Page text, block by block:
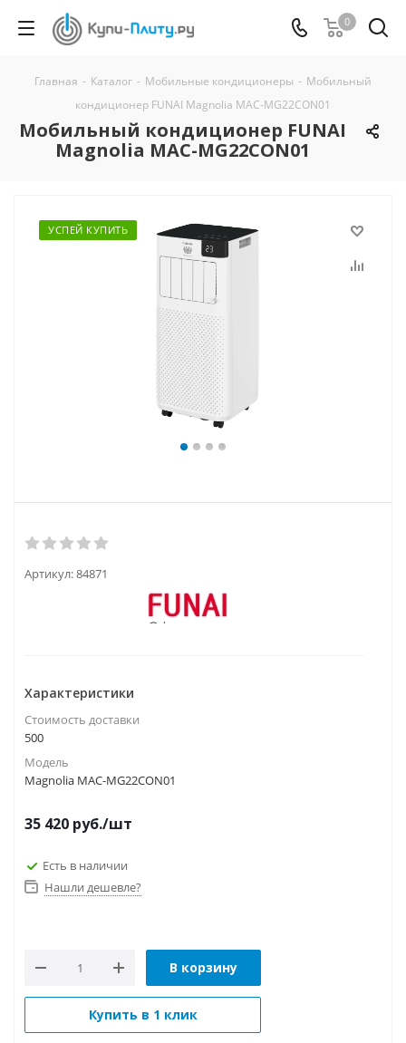
0
Главная - Каталог - Мобильные кондиционеры - Мобильный
кондиционер FUNAI Magnolia MAC-MG22CON01
Мобильный кондиционер FUNAI
Magnolia MAC-MG22CON01
УСПЕЙ КУПИТЬ
Артикул:84871
Характеристики
Стоимость доставки
500
Модель
Magnolia MAC-MG22CON01
35 420 руб./шт
Есть в наличии
Нашли дешевле?
В корзину
Купить в 1 клик